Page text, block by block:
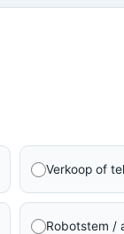
Verkoop of
Robotstem /